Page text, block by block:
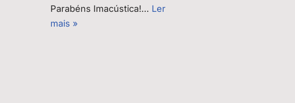
Parabéns Imacústica!… Ler
mais »